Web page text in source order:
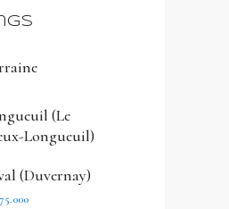
(Le
Longueuil)
(Duvernay)